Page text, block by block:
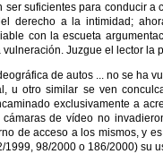
ser suficientes para conducir
derecho a la intimidad;
con la escueta
Juzgue el lector la
de autos ... no se ha
u otro similar se ven
exclusivamente a
cámaras de vídeo no
de acceso a los mismos, y
1999, 98/2000 o 186/2000) su